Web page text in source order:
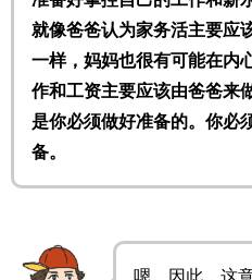
就像爸爸认为家务活主要应
一样，妈妈也很有可能在内
作和工资主要应该由爸爸来
是你必须做好准备的。你必
备。